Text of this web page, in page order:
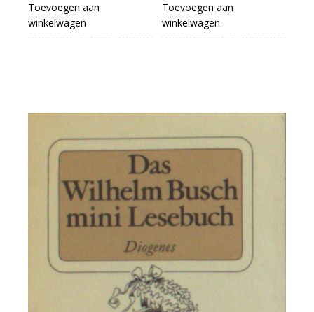
Toevoegen aan
winkelwagen
Toevoegen aan
winkelwagen